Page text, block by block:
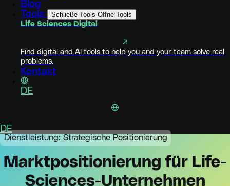
Blog
Tools
Schließe Tools Öffne Tools
Life Sciences Digital
Find digital and AI tools to help you and your team solve real
problems.
Kontakt
DE
DE
Dienstleistung: Strategische Positionierung
Marktpositionierung für Life-
Sciences-Unternehmen